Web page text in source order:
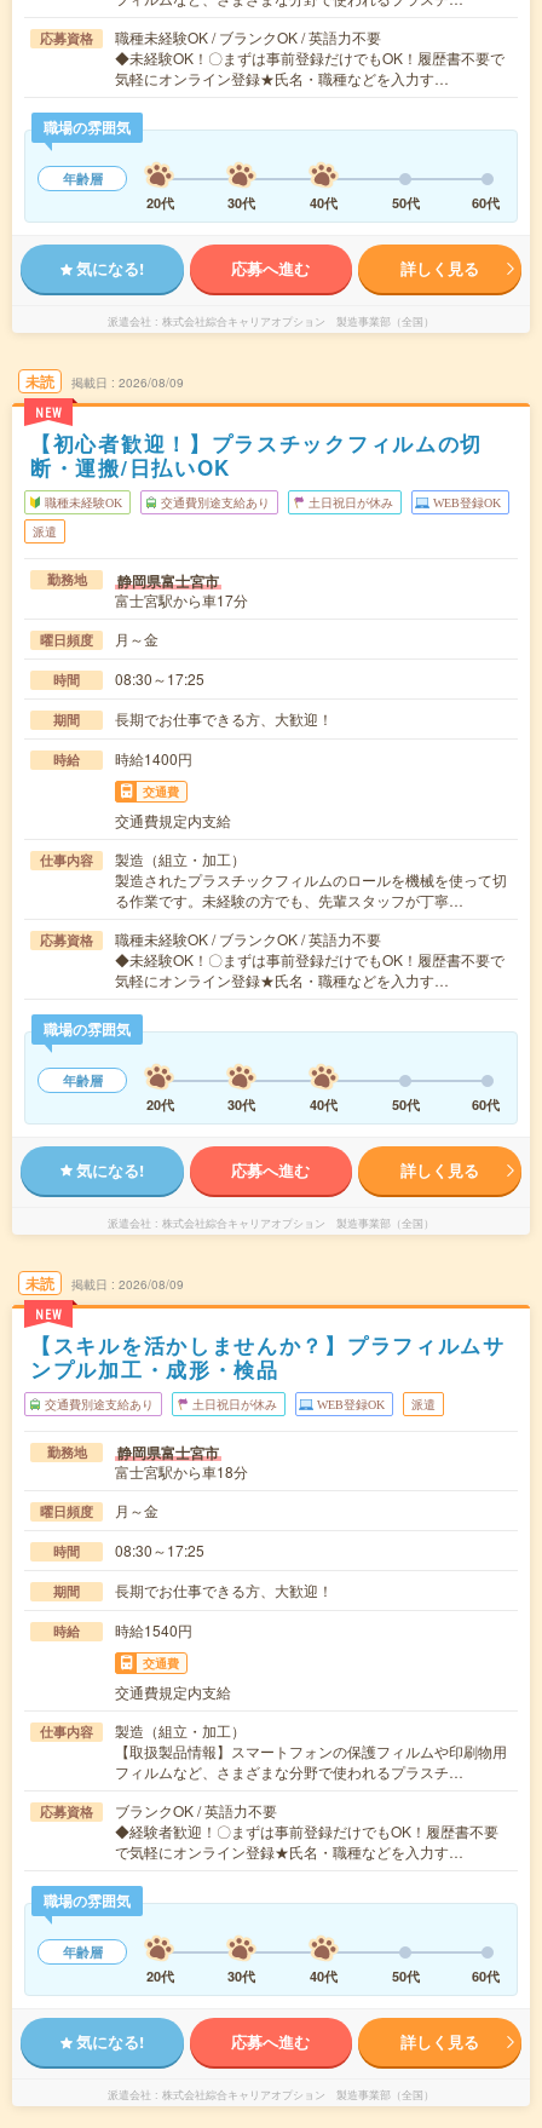
応募資格
職種未経験OK / ブランクOK / 英語力不要
◆未経験OK！〇まずは事前登録だけでもOK！履歴書不要で
気軽にオンライン登録★氏名・職種などを入力す…
職場の雰囲気
年齢層
20代
30代 40代 50代 60代
気になる! 応募へ進む 詳しく見る
派遣会社 株式会社綜合キャリアオプション 製造事業部（全国）
未読
NEW
掲載日 2026/08/09
【初心者歓迎！】プラスチックフィルムの切
断・運搬/日払いOK
職種未経験OK 交通費別途支給あり 土日祝日が休み WEB登録OK
派遣
勤務地 静岡県富士宮市
富士宮駅から車17分
曜日頻度 月～金
時間 08:30～17:25
期間 長期でお仕事できる方、大歓迎！
時給 時給1400円
交通費
交通費規定内支給
仕事内容
製造（組立・加工）
製造されたプラスチックフィルムのロールを機械を使って切
る作業です。未経験の方でも、先輩スタッフが丁寧…
応募資格
職種未経験OK / ブランクOK / 英語力不要
◆未経験OK！〇まずは事前登録だけでもOK！履歴書不要で
気軽にオンライン登録★氏名・職種などを入力す…
職場の雰囲気
年齢層
20代
30代 40代 50代 60代
気になる! 応募へ進む 詳しく見る
派遣会社 株式会社綜合キャリアオプション 製造事業部（全国）
未読
NEW
掲載日 2026/08/09
【スキルを活かしませんか？】プラフィルムサ
ンプル加工・成形・検品
交通費別途支給あり 土日祝日が休み WEB登録OK 派遣
勤務地 静岡県富士宮市
富士宮駅から車18分
曜日頻度 月～金
時間 08:30～17:25
期間 長期でお仕事できる方、大歓迎！
時給 時給1540円
交通費
交通費規定内支給
仕事内容
製造（組立・加工）
【取扱製品情報】スマートフォンの保護フィルムや印刷物用
フィルムなど、さまざまな分野で使われるプラスチ…
応募資格
ブランクOK / 英語力不要
◆経験者歓迎！〇まずは事前登録だけでもOK！履歴書不要
で気軽にオンライン登録★氏名・職種などを入力す…
職場の雰囲気
年齢層
20代
30代 40代 50代 60代
気になる! 応募へ進む 詳しく見る
派遣会社 株式会社綜合キャリアオプション 製造事業部（全国）